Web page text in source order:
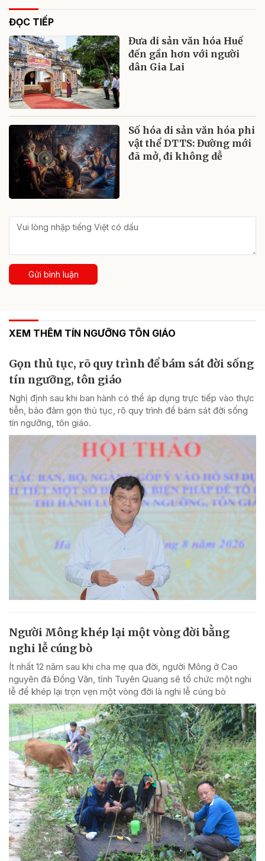
ĐỌC TIẾP
Đưa di sản văn hóa Huế
đến gần hơn với người
dân Gia Lai
Số hóa di sản văn hóa phi
vật thể DTTS: Đường mới
đã mở, đi không dễ
Gửi bình luận
XEM THÊM TÍN NGƯỠNG TÔN GIÁO
Gọn thủ tục, rõ quy trình để bám sát đời sống
tín ngưỡng, tôn giáo
Nghị định sau khi ban hành có thể áp dụng trực tiếp vào thực
tiễn, bảo đảm gọn thủ tục, rõ quy trình để bám sát đời sống
tín ngưỡng, tôn giáo.
Người Mông khép lại một vòng đời bằng
nghi lễ cúng bò
Ít nhất 12 năm sau khi cha mẹ qua đời, người Mông ở Cao
nguyên đá Đồng Văn, tỉnh Tuyên Quang sẽ tổ chức một nghi
lễ để khép lại trọn vẹn một vòng đời là nghi lễ cúng bò